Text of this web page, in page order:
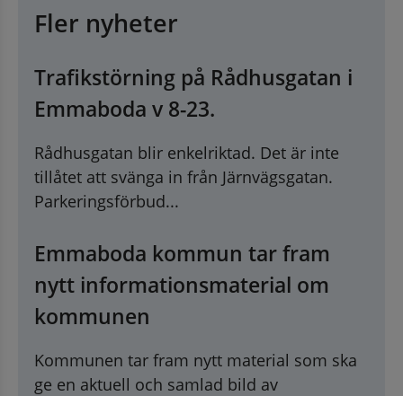
Fler nyheter
Trafikstörning på Rådhusgatan i
Emmaboda v 8-23.
Rådhusgatan blir enkelriktad. Det är inte
tillåtet att svänga in från Järnvägsgatan.
Parkeringsförbud...
Emmaboda kommun tar fram
nytt informationsmaterial om
kommunen
Kommunen tar fram nytt material som ska
ge en aktuell och samlad bild av